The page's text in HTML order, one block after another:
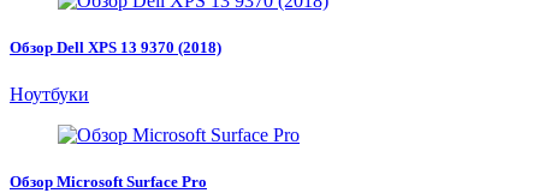
Обзор Dell XPS 13 9370 (2018)
Ноутбуки
Обзор Microsoft Surface Pro